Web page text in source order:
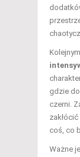
gdzie
czerni.
coś, co
Ważne